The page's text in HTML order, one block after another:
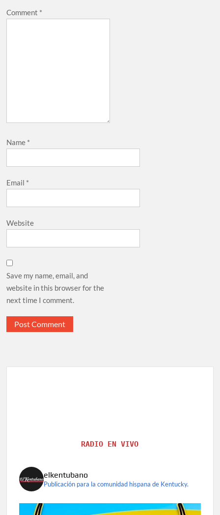
Comment *
Name *
Email *
Website
Save my name, email, and
website in this browser for the
next time I comment.
RADIO EN VIVO
elkentubano
Publicación para la comunidad hispana de Kentucky.